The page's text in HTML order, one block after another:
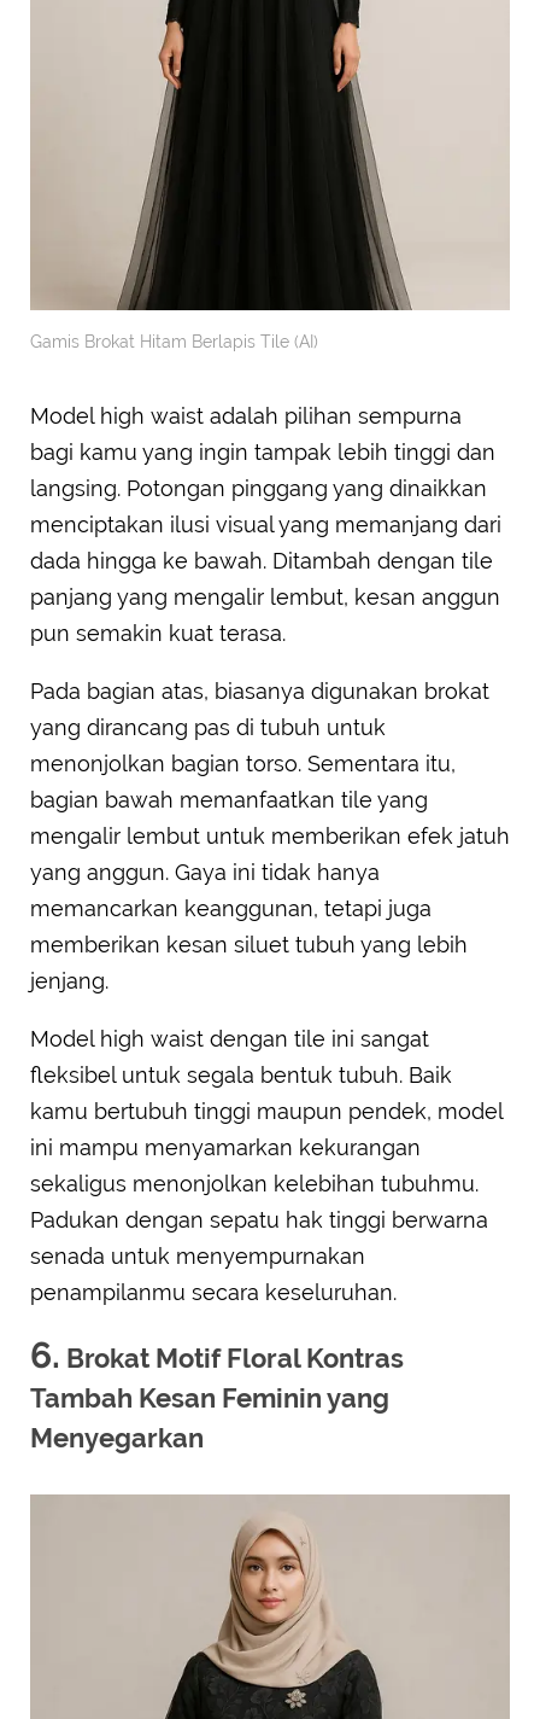
Gamis Brokat Hitam Berlapis Tile (AI)
Model high waist adalah pilihan sempurna
bagi kamu yang ingin tampak lebih tinggi dan
langsing. Potongan pinggang yang dinaikkan
menciptakan ilusi visual yang memanjang dari
dada hingga ke bawah. Ditambah dengan tile
panjang yang mengalir lembut, kesan anggun
pun semakin kuat terasa.
Pada bagian atas, biasanya digunakan brokat
yang dirancang pas di tubuh untuk
menonjolkan bagian torso. Sementara itu,
bagian bawah memanfaatkan tile yang
mengalir lembut untuk memberikan efek jatuh
yang anggun. Gaya ini tidak hanya
memancarkan keanggunan, tetapi juga
memberikan kesan siluet tubuh yang lebih
jenjang.
Model high waist dengan tile ini sangat
fleksibel untuk segala bentuk tubuh. Baik
kamu bertubuh tinggi maupun pendek, model
ini mampu menyamarkan kekurangan
sekaligus menonjolkan kelebihan tubuhmu.
Padukan dengan sepatu hak tinggi berwarna
senada untuk menyempurnakan
penampilanmu secara keseluruhan.
6. Brokat Motif Floral Kontras
Tambah Kesan Feminin yang
Menyegarkan